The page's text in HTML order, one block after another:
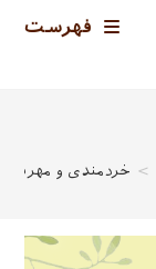
فهرست
> خردمندی و